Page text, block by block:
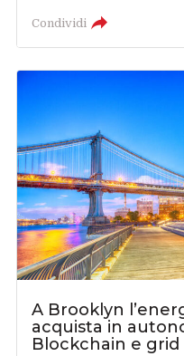
Condividi
A Brooklyn
acquista in
Blockchain e grid